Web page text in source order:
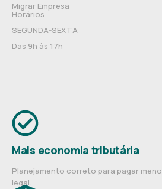
Migrar Empresa
Horários
SEGUNDA-SEXTA
Das 9h às 17h
Mais economia tributária
Planejamento correto para pagar
legal.